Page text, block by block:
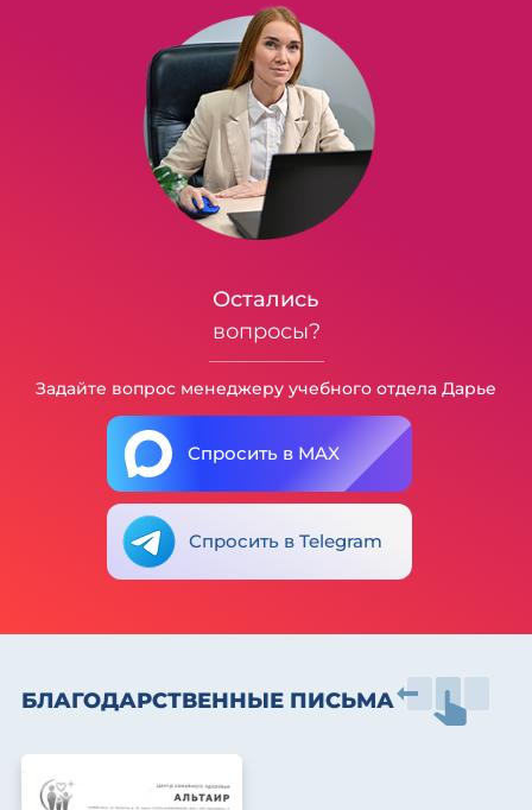
Остались
вопросы?
Задайте вопрос менеджеру учебного отдела Дарье
Спросить в MAX
Спросить в Telegram
БЛАГОДАРСТВЕННЫЕ ПИСЬМА